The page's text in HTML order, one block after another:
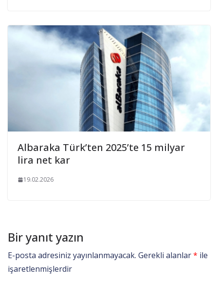
Albaraka Türk’ten 2025’te 15 milyar
lira net kar
19.02.2026
Bir yanıt yazın
E-posta adresiniz yayınlanmayacak. Gerekli alanlar* ile
işaretlenmişlerdir